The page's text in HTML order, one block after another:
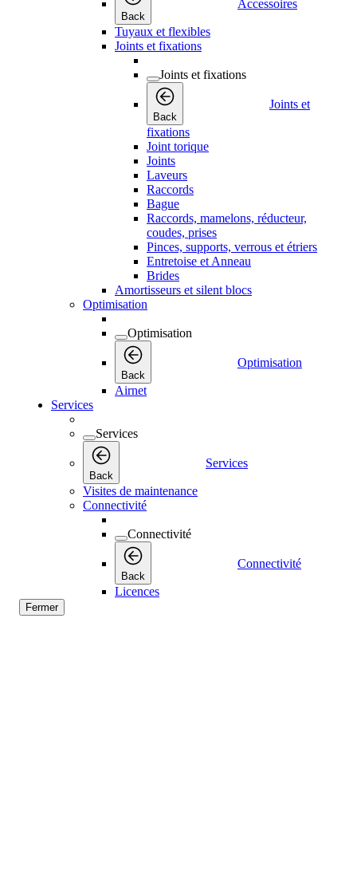
Back
Accessoires
Tuyaux et flexibles
Joints et fixations
Joints et fixations
Back
Joints et
fixations
Joint torique
Joints
Laveurs
Raccords
Bague
Raccords, mamelons, réducteur,
coudes, prises
Pinces, supports, verrous et étriers
Entretoise et Anneau
Brides
Amortisseurs et silent blocs
Optimisation
Optimisation
Back
Optimisation
Airnet
Services
Services
Back
Services
Visites de maintenance
Connectivité
Connectivité
Back
Connectivité
Licences
Fermer